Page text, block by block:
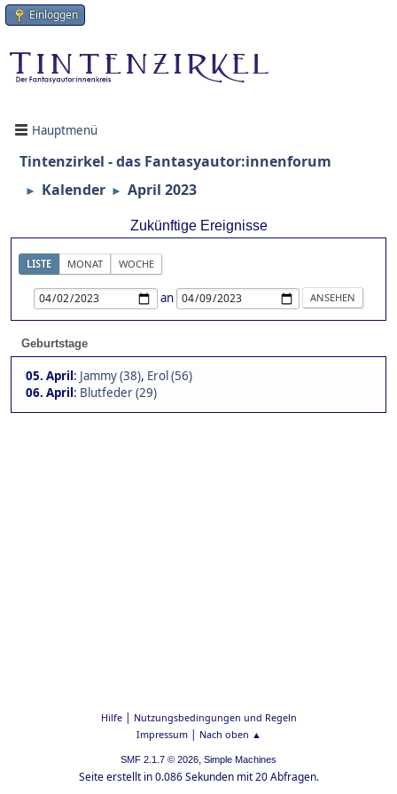
Einloggen
Hauptmenü
Tintenzirkel - das Fantasyautor:innenforum
► Kalender ► April 2023
Zukünftige Ereignisse
LISTE MONAT WOCHE
an
Geburtstage
05. April: Jammy (38), Erol (56)
06. April: Blutfeder (29)
Hilfe| Nutzungsbedingungen und Regeln
Impressum| Nach oben ▲
SMF 2.1.7 © 2026, Simple Machines
Seite erstellt in 0.086 Sekunden mit 20 Abfragen.